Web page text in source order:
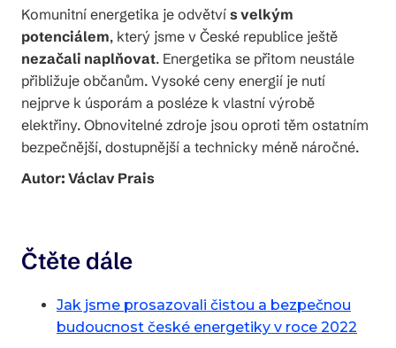
Komunitní energetika je odvětví s velkým
potenciálem, který jsme v České republice ještě
nezačali naplňovat. Energetika se přitom neustále
přibližuje občanům. Vysoké ceny energií je nutí
nejprve k úsporám a posléze k vlastní výrobě
elektřiny. Obnovitelné zdroje jsou oproti těm ostatním
bezpečnější, dostupnější a technicky méně náročné.
Autor: Václav Prais
Čtěte dále
Jak jsme prosazovali čistou a bezpečnou
budoucnost české energetiky v roce 2022